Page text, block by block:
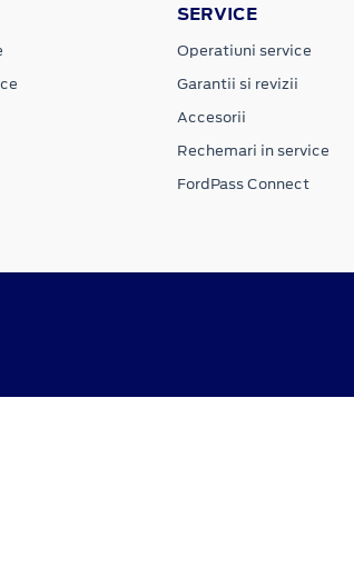
SERVICE
Operatiuni service
Garantii si revizii
Accesorii
Rechemari in service
FordPass Connect